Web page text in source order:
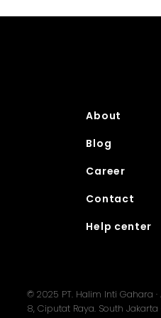
About
Blog
Career
Contact
Help center
© 2025 PT. Halim Inti Gahara ·
8, Ciputat Raya. South Jakarta